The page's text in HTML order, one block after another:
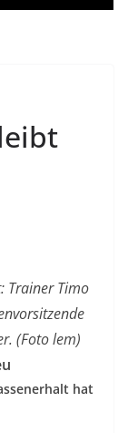
Trainer Timo
(Foto lem)
hat